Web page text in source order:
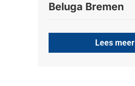
Beluga Bremen
Lees meer